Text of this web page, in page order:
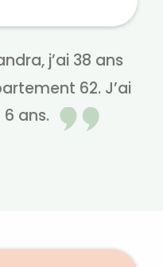
j’ai 38 ans
62. J’ai
ans.